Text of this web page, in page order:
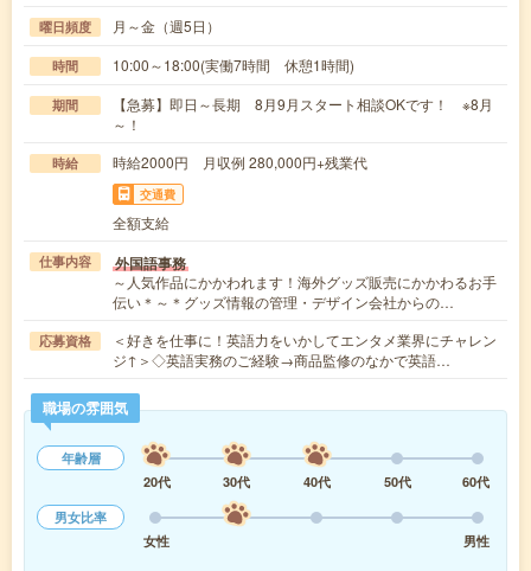
曜日頻度 月～金（週5日）
時間 10:00～18:00(実働7時間 休憩1時間)
期間
【急募】即日～長期 8月9月スタート相談OKです！ ※8月
～！
時給 時給2000円 月収例 280,000円+残業代
交通費
全額支給
仕事内容 外国語事務
～人気作品にかかわれます！海外グッズ販売にかかわるお手
伝い＊～＊グッズ情報の管理・デザイン会社からの…
応募資格
＜好きを仕事に！英語力をいかしてエンタメ業界にチャレン
ジ↑＞◇英語実務のご経験→商品監修のなかで英語…
職場の雰囲気
年齢層
20代
30代 40代 50代
60代
男女比率
女性
男性